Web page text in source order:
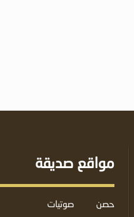
مواقع صديقة
حصن
صوتيات